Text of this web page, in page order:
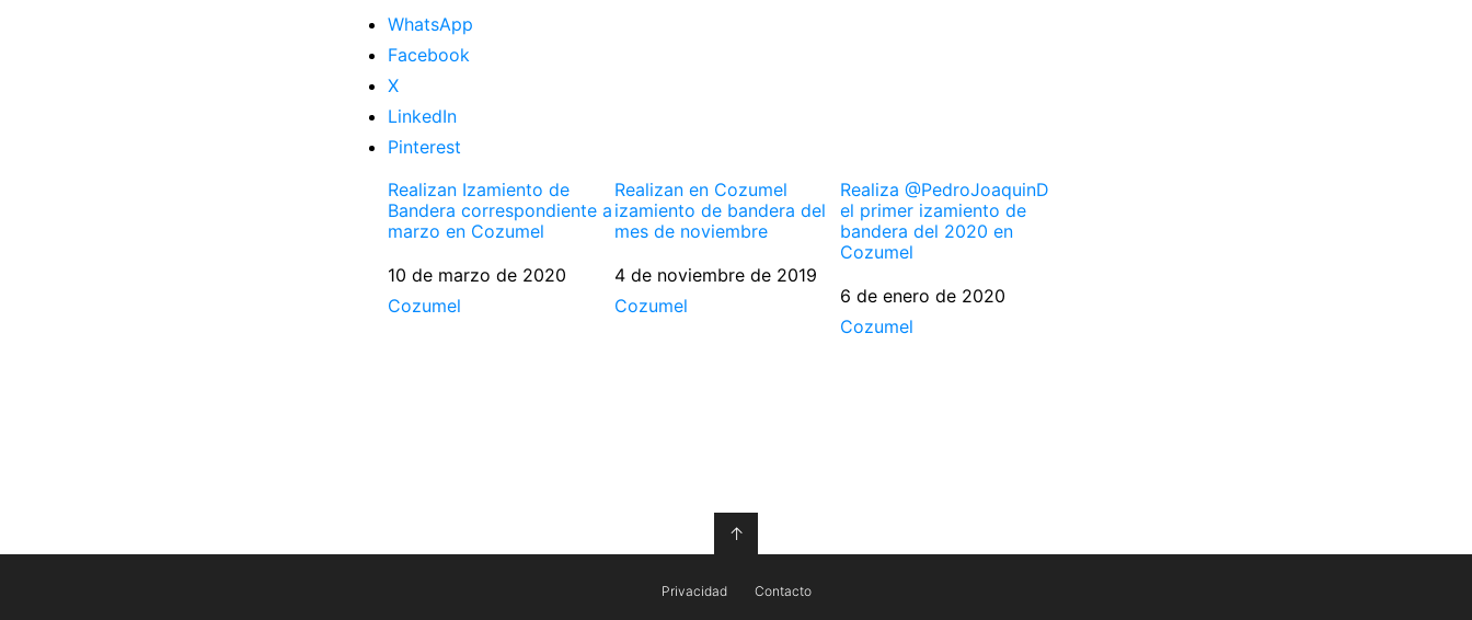
WhatsApp
Facebook
X
LinkedIn
Pinterest
Realizan Izamiento de
Bandera correspondiente a
marzo en Cozumel
Fecha
10 de marzo de 2020
Respecto a
Cozumel
Realizan en Cozumel
izamiento de bandera del
mes de noviembre
Fecha
4 de noviembre de 2019
Respecto a
Cozumel
Realiza @PedroJoaquinD
el primer izamiento de
bandera del 2020 en
Cozumel
Fecha
6 de enero de 2020
Respecto a
Cozumel
↑
Privacidad Contacto